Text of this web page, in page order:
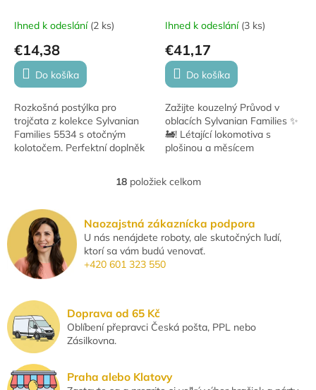
kolotočem
Ihned k odeslání (2 ks)
€14,38
Do košíka
Rozkošná postýlka pro
trojčata z kolekce Sylvanian
Families 5534 s otočným
kolotočem. Perfektní doplněk
Ihned k odeslání (3 ks)
€41,17
Do košíka
Zažijte kouzelný Průvod v
oblacích Sylvanian Families ✨
🚂! Létající lokomotiva s
plošinou a měsícem
letadélko přináší dětem
nekonečnou zábavu a
O
á
d
a
c
p
r
v
v
18položiek celkom
Naozajstná zákaznícka podpora
U nás nenájdete roboty, ale skutočných ľudí,
ktorí sa vám budú venovať.
+420 601 323 550
Doprava od 65 Kč
Oblíbení přepravci Česká pošta, PPL nebo
Zásilkovna.
Praha alebo Klatovy